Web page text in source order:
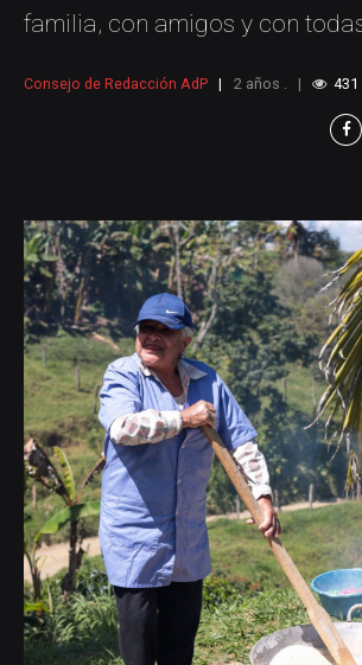
familia, con amigos y con
Es un momento para
que nos unen, reflexionar
corazones de alegría como
de Navidad, decorar los
con luces y guirnaldas
el pesebre, una
nacimiento del...
Consejo de Redacción AdP 2 años . 431